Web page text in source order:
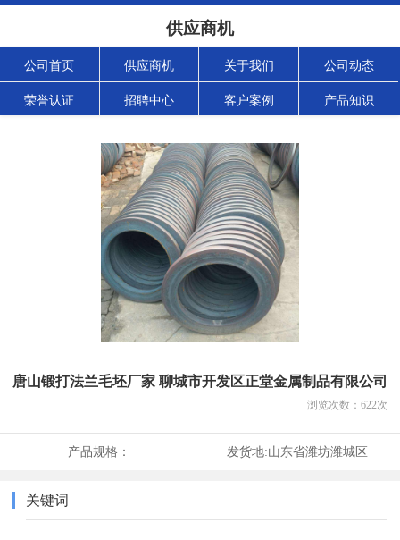
供应商机
公司首页 供应商机 关于我们 公司动态
荣誉认证 招聘中心 客户案例 产品知识
唐山锻打法兰毛坯厂家 聊城市开发区正堂金属制品有限公司
浏览次数： 622次
产品规格： 发货地:山东省潍坊潍城区
关键词